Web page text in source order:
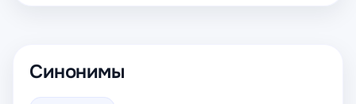
Синонимы